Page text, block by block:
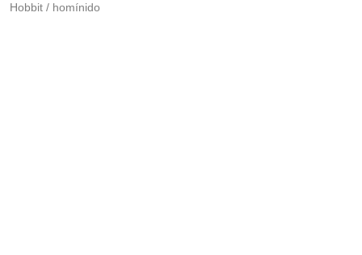
Hobbit / homínido